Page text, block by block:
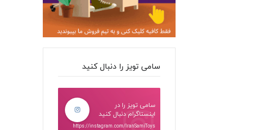
سامی تویز را دنبال کنید
سامی تویز را در
اینستاگرام دنبال کنید
https://instagram.com/IranSamiToys